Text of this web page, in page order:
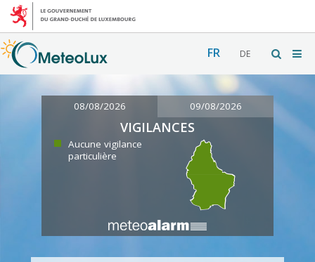
FR DE
08/08/2026 09/08/2026
VIGILANCES
Aucune vigilance
particulière